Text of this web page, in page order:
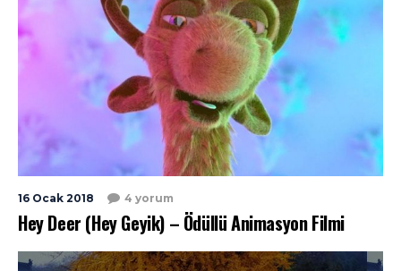
16 Ocak 2018 4 yorum
Hey Deer (Hey Geyik) – Ödüllü Animasyon Filmi